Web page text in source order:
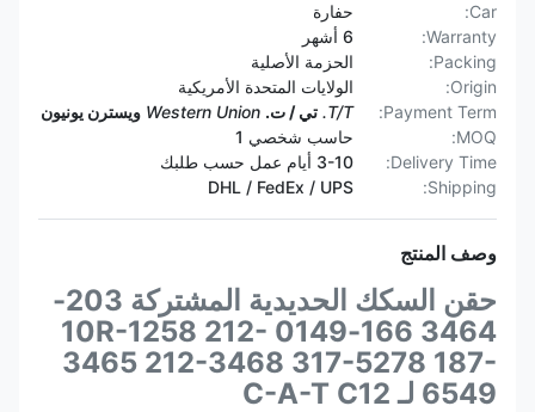
Car:
حفارة
Warranty:
6 أشهر
Packing:
الحزمة الأصلية
Origin:
الولايات المتحدة الأمريكية
Payment Term:
T/T. تي / ت. Western Union ويسترن يونيون
MOQ:
حاسب شخصي 1
Delivery Time:
3-10 أيام عمل حسب طلبك
Shipping:
DHL / FedEx / UPS
وصف المنتج
حقن السكك الحديدية المشتركة 203-
3464 166-0149 10R-1258 212-
3465 212-3468 317-5278 187-
6549 لـ C-A-T C12